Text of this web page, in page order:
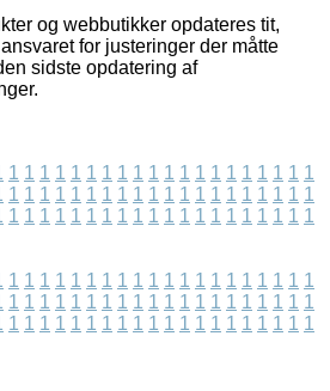
og webbutikker opdateres tit,
for justeringer der måtte
sidste opdatering af
1 1 1 1 1 1 1 1 1 1 1 1 1 1 1 1 1 1 1 1
1 1 1 1 1 1 1 1 1 1 1 1 1 1 1 1 1 1 1 1
1 1 1 1 1 1 1 1 1 1 1 1 1 1 1 1 1 1 1 1
1 1 1 1 1 1 1 1 1 1 1 1 1 1 1 1 1 1 1 1
1 1 1 1 1 1 1 1 1 1 1 1 1 1 1 1 1 1 1 1
1 1 1 1 1 1 1 1 1 1 1 1 1 1 1 1 1 1 1 1